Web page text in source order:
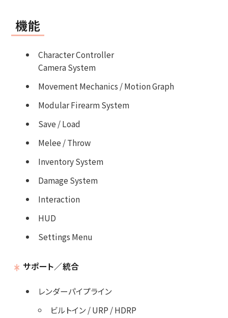
機能
Character Controller
Camera System
Movement Mechanics / Motion Graph
Modular Firearm System
Save / Load
Melee / Throw
Inventory System
Damage System
Interaction
HUD
Settings Menu
サポート／統合
レンダーパイプライン
ビルトイン / URP / HDRP